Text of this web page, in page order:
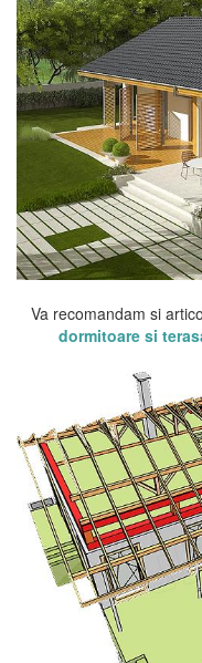
Va recomandam si
dormitoare si